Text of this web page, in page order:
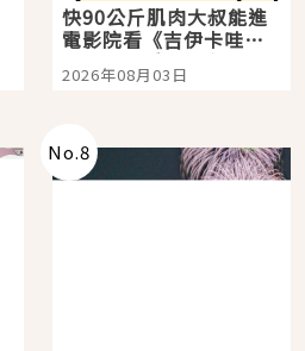
快90公斤肌肉大叔能進
電影院看《吉伊卡哇》
嗎？日本重金屬樂團
「打首」會長與nagano
2026年08月03日
No.8